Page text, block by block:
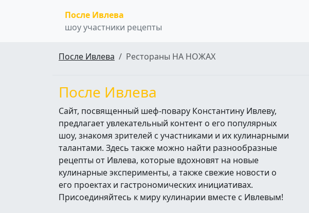
После Ивлева
шоу участники рецепты
После Ивлева Рестораны НА НОЖАХ
После Ивлева
Сайт, посвященный шеф-повару Константину Ивлеву,
предлагает увлекательный контент о его популярных
шоу, знакомя зрителей с участниками и их кулинарными
талантами. Здесь также можно найти разнообразные
рецепты от Ивлева, которые вдохновят на новые
кулинарные эксперименты, а также свежие новости о
его проектах и гастрономических инициативах.
Присоединяйтесь к миру кулинарии вместе с Ивлевым!